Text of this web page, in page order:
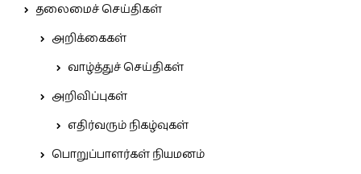
தலைமைச் செய்திகள்
அறிக்கைகள்
வாழ்த்துச் செய்திகள்
அறிவிப்புகள்
எதிர்வரும் நிகழ்வுகள்
பொறுப்பாளர்கள் நியமனம்